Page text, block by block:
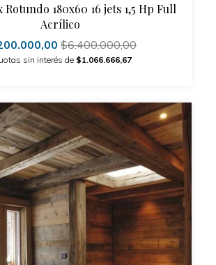
Rotundo 180x60 16 jets 1,5 Hp Full
Acrílico
$6.400.000,00
sin interés de $1.066.666,67